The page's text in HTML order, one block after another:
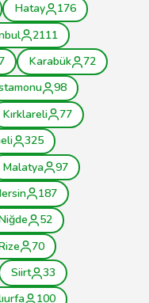
Hatay
176
2111
Karabük
72
98
Kırklareli
77
325
Malatya
97
187
52
70
Siirt
33
100